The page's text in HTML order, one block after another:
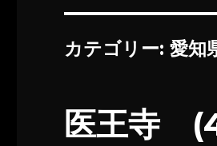
カテゴリー:愛知
医王寺